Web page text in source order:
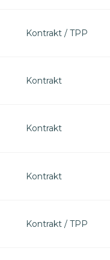
Kontrakt / TPP
Kontrakt
Kontrakt
Kontrakt
Kontrakt / TPP